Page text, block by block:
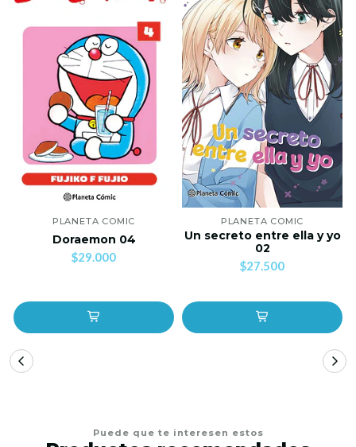
PLANETA COMIC
Doraemon 04
$29.000
PLANETA COMIC
Un secreto entre ella y yo
02
$27.500
Puede que te interesen estos